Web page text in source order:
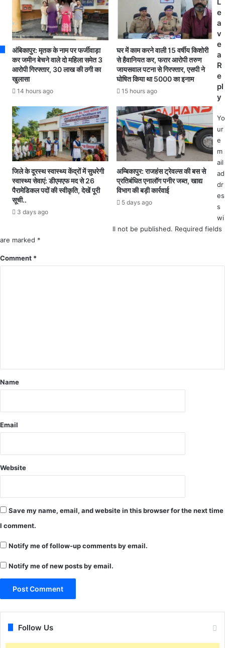
के
सा
थ
मि
ल
क
पि
ता
की
पी
क
की
दो
कि
ल्ल
से
कि
सा
शा
ज्य
पा
ल
कां
स
अंबिकापुर: मृतक के नाम पर फर्जीवाड़ा
कर जमीन बेचने वाले दो महिला समेत 3
आरोपी गिरफ्तार, 30 लाख की ठगी का
खुलासा
14 hours ago
घर में काम करने वाली 15 वर्षीय किशोरी
से हैवानियत कर, फरार आरोपी तरुण
जायसवाल पटना से गिरफ्तार, एसपी ने
घोषित किया था 5000 का इनाम
15 hours ago
जिले के दूरस्थ स्वास्थ्य केंद्रों में सुधरेगी
स्वास्थ्य सेवाएं: डीएमएफ मद से 26
पैरामेडिकल पदों की स्वीकृति, देखें पूरी
सूची..
3 days ago
अम्बिकापुर: राजहंस ट्रेवल्स की बस से
प्रतिबंधित एनालॉग पनीर जब्त, खाद्य
विभाग की बड़ी कार्रवाई
5 days ago
e
a
v
e
a
R
e
pl
y
Yo
ur
e
m
ail
ad
dr
es
s
wi
ll not be published. Required fields
are marked *
Comment *
Name
Email
Website
Save my name, email, and website in this browser for the next time
I comment.
Notify me of follow-up comments by email.
Notify me of new posts by email.
Follow Us